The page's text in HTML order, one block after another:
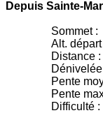
Depuis Sainte-
Sommet :
Alt. départ
Distance :
Dénivelée
Pente
Pente
Difficulté :